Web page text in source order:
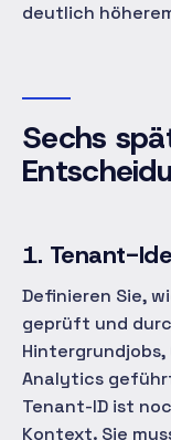
deutlich
Sechs
1. Tenant-
Definieren Sie,
geprüft und
Analytics
Tenant-ID ist
Kontext. Sie